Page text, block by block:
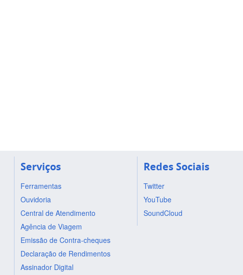
Serviços
Ferramentas
Ouvidoria
Central de Atendimento
Agência de Viagem
Emissão de Contra-cheques
Declaração de Rendimentos
Assinador Digital
Redes Sociais
Twitter
YouTube
SoundCloud